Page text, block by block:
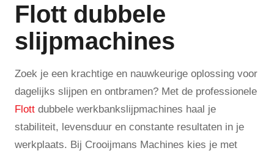
Flott dubbele
slijpmachines
Zoek je een krachtige en nauwkeurige oplossing voor
dagelijks slijpen en ontbramen? Met de professionele
Flott dubbele werkbankslijpmachines haal je
stabiliteit, levensduur en constante resultaten in je
werkplaats. Bij Crooijmans Machines kies je met